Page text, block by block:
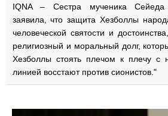
IQNA – Сестра мученика Сейеда
заявила, что защита Хезболлы
человеческой святости и
религиозный и моральный долг,
Хезболлы стоять плечом к плечу с
линией восстают против сионистов."